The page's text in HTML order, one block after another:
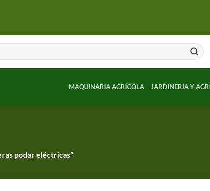
MAQUINARIA AGRÍCOLA JARDINERIA Y
podar eléctricas”